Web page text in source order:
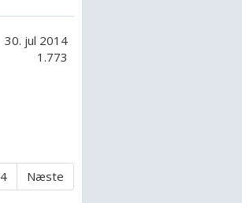
30. jul 2014
1.773
4 Næste